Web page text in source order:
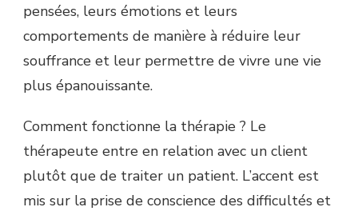
pensées, leurs émotions et leurs
comportements de manière à réduire leur
souffrance et leur permettre de vivre une vie
plus épanouissante.
Comment fonctionne la thérapie ? Le
thérapeute entre en relation avec un client
plutôt que de traiter un patient. L’accent est
mis sur la prise de conscience des difficultés et